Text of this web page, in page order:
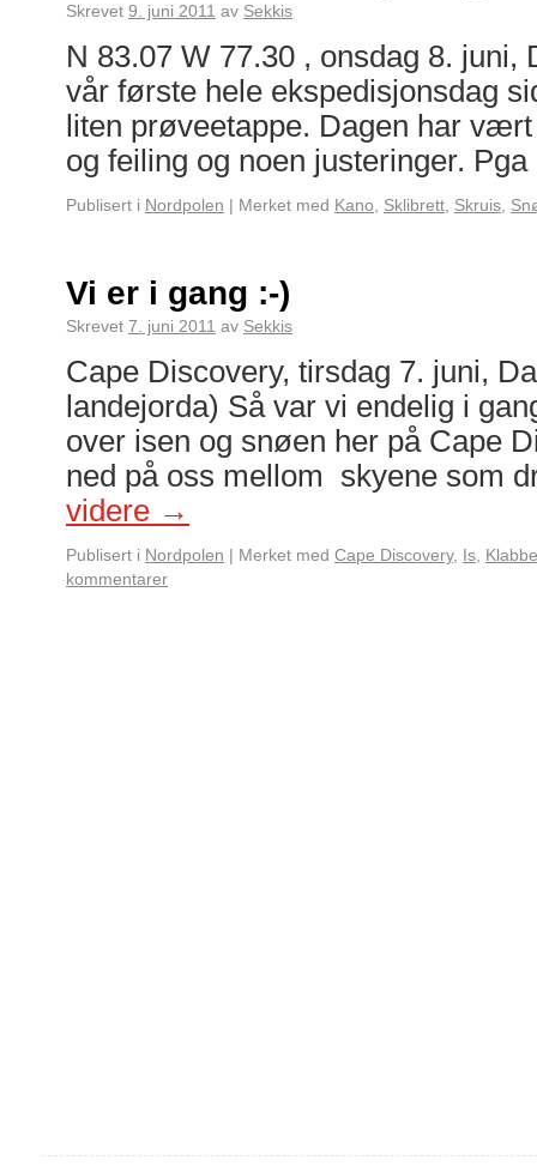
Skrevet 9. juni 2011 av Sekkis
N 83.07 W 77.30 , onsdag 8. juni,
vår første hele ekspedisjonsdag
liten prøveetappe. Dagen har
og feiling og noen justeringer.
Publisert i Nordpolen | Merket med Kano Sklibrett Skruis
Vi er i gang :-)
Skrevet 7. juni 2011 av Sekkis
Cape Discovery, tirsdag 7. juni,
landejorda) Så var vi endelig i
over isen og snøen her på Cape
ned på oss mellom skyene som
videre →
Publisert i Nordpolen | Merket med Cape Discovery, Is
kommentarer